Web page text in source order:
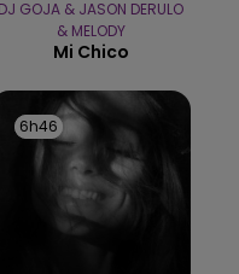
DJ GOJA & JASON DERULO
& MELODY
Mi Chico
6h46
6h46